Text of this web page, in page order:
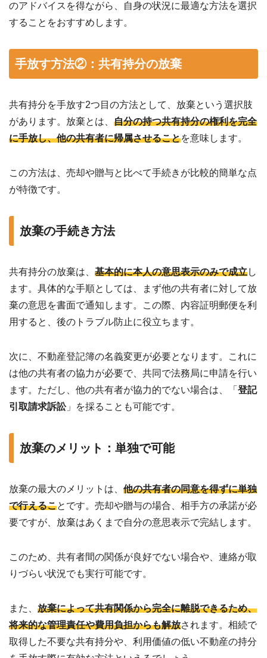
のアドバイスを得ながら、自身の状況に最適な方法を選択
することをおすすめします。
手放す方法②：共有持分の放棄
共有持分を手放す2つ目の方法として、放棄という選択肢
があります。放棄とは、 自分の持つ共有持分の権利を完全
に手放し、他の共有者に帰属させることを意味します。
この方法は、売却や贈与と比べて手続きが比較的簡単な点
が特徴です。
放棄の手続き方法
共有持分の放棄は、 基本的に本人の意思表示のみで成立し
ます。具体的な手順としては、まず他の共有者に対して放
棄の意思を書面で通知します。この際、内容証明郵便を利
用すると、後のトラブル防止に役立ちます。
次に、不動産登記簿の名義変更が必要となります。これに
は他の共有者の協力が必要で、共同で法務局に申請を行い
ます。ただし、他の共有者が協力的でない場合は、「 登記
引取請求訴訟」を採ることも可能です。
放棄のメリット：単独で可能
放棄の最大のメリットは、 他の共有者の同意を得ずに単独
で行えることです。売却や贈与の場合、相手方の承諾が必
要ですが、放棄はあくまで自分の意思表示で完結します。
このため、共有者間の関係が良好でない場合や、連絡が取
りづらい状況でも実行可能です。
また、 放棄によって共有関係から完全に離脱できるため、
将来的な管理責任や費用負担からも解放されます。相続で
取得した不要な共有持分や、利用価値の低い不動産の持分